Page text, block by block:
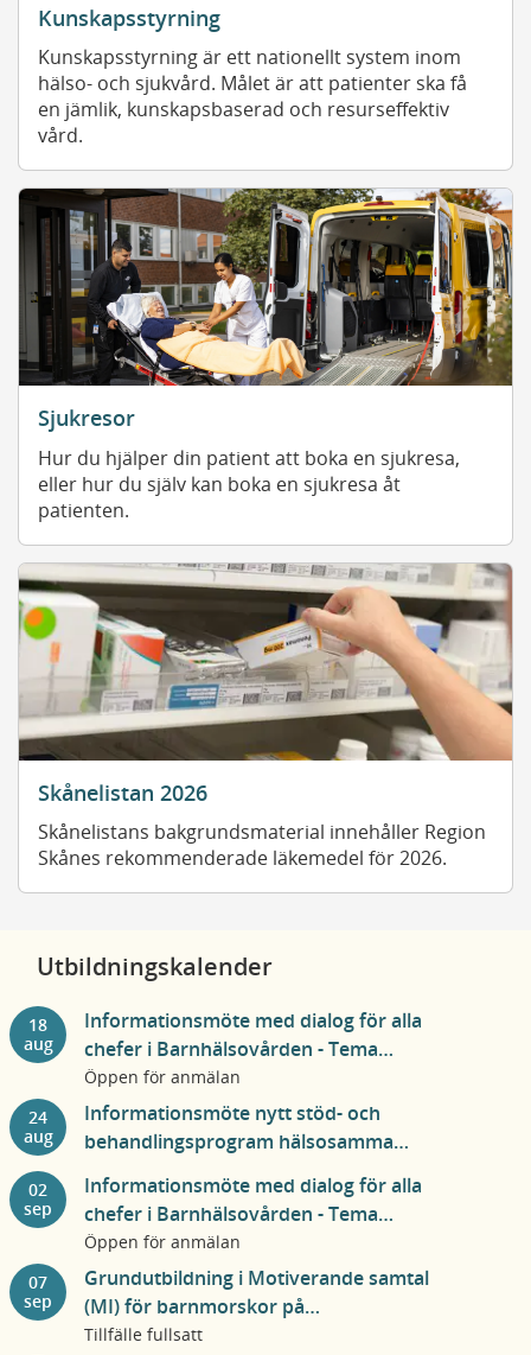
Kunskapsstyrning
Kunskapsstyrning är ett nationellt system inom
hälso- och sjukvård. Målet är att patienter ska få
en jämlik, kunskapsbaserad och resurseffektiv
vård.
Sjukresor
Hur du hjälper din patient att boka en sjukresa,
eller hur du själv kan boka en sjukresa åt
patienten.
Skånelistan 2026
Skånelistans bakgrundsmaterial innehåller Region
Skånes rekommenderade läkemedel för 2026.
Utbildningskalender
18
aug
Informationsmöte med dialog för alla
chefer i Barnhälsovården - Tema
Jämställt föräldraskap
Öppen för anmälan
24
aug
Informationsmöte nytt stöd- och
behandlingsprogram hälsosamma
02
sep
Informationsmöte med dialog för alla
chefer i Barnhälsovården - Tema
Jämställt föräldraskap
Öppen för anmälan
07
sep
Grundutbildning i Motiverande samtal
(MI) för barnmorskor på
barnmorskemottagningar.
Tillfälle fullsatt